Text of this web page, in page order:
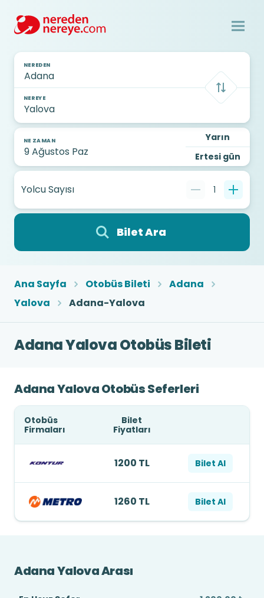
NEREDEN
NEREYE
NE ZAMAN
Yarın
Ertesi gün
Yolcu Sayısı 1
Bilet Ara
Ana Sayfa Otobüs Bileti
Adana
Yalova
Adana-Yalova
Adana Yalova Otobüs Bileti
Adana Yalova Otobüs Seferleri
Otobüs
Firmaları
Bilet
Fiyatları
1200 TL Bilet Al
1260 TL Bilet Al
Adana Yalova Arası